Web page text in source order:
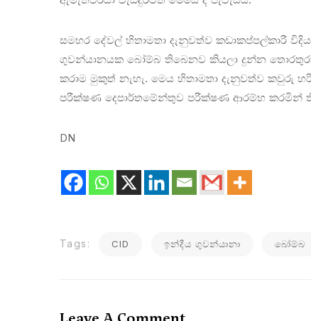
සමහර දේවල් හිතාමතා දැනුවත්ව කඩාකප්පල්කාරී
ගුවන්යානයක බෝම්බ තිබෙනව කියලා දුන්න
කරාම මුකුත් නැහැ. මෙය හිතාමතා දැනුවත්ව කවුරු
පරීක්ෂණ දෙපාර්තමේන්තුව පරීක්ෂණ ආරම්භ කරමින්
DN
Tags: CID ඉන්දීය ගුවන්යානා බෝම්බ